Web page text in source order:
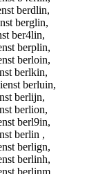
berdlin,
berglin,
ber4lin,
berplin,
berloin,
berlkin,
berluin,
berlijn,
berlion,
berl9in,
berlin ,
berlign,
berlinh,